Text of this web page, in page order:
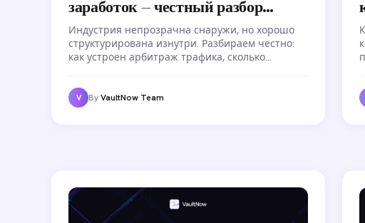
заработок — честный разбор
индустрии в 2026
Индустрия непрозрачна снаружи, но хорошо
структурирована изнутри. Разбираем честно:
как устроен арбитраж трафика, сколько
большинство новичков теряют деньги в
первые месяцы.
V ByVaultNow Team